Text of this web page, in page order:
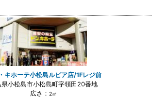
キホーテ小松島ルピア店/1Fレジ前
県小松島市小松島町字領田20番地
広さ： 2㎡